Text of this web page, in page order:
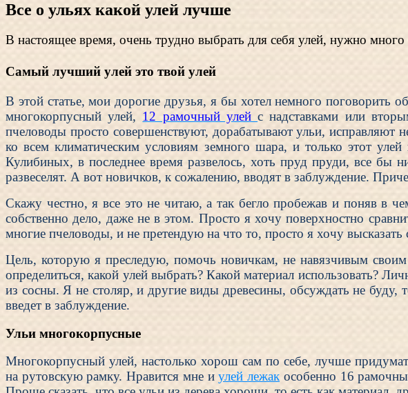
Все о ульях какой улей лучше
В настоящее время, очень трудно выбрать для себя улей, нужно много
Самый лучший улей это твой улей
В этой статье, мои дорогие друзья, я бы хотел немного поговорить
многокорпусный улей, 12 рамочный улейс надставками или
пчеловоды просто совершенствуют, дорабатывают ульи, исправляют
ко всем климатическим условиям земного шара, и только этот
Кулибиных, в последнее время развелось, хоть пруд пруди, все бы
развеселят. А вот новичков, к сожалению, вводят в заблуждение.
Скажу честно, я все это не читаю, а так бегло пробежав и поняв в
собственно дело, даже не в этом. Просто я хочу поверхностно
многие пчеловоды, и не претендую на что то, просто я хочу
Цель, которую я преследую, помочь новичкам, не навязчивым
определиться, какой улей выбрать? Какой материал использовать?
из сосны. Я не столяр, и другие виды древесины, обсуждать не буду,
введет в заблуждение.
Ульи многокорпусные
Многокорпусный улей, настолько хорош сам по себе, лучше
на рутовскую рамку. Нравится мне иулей лежакособенно 16